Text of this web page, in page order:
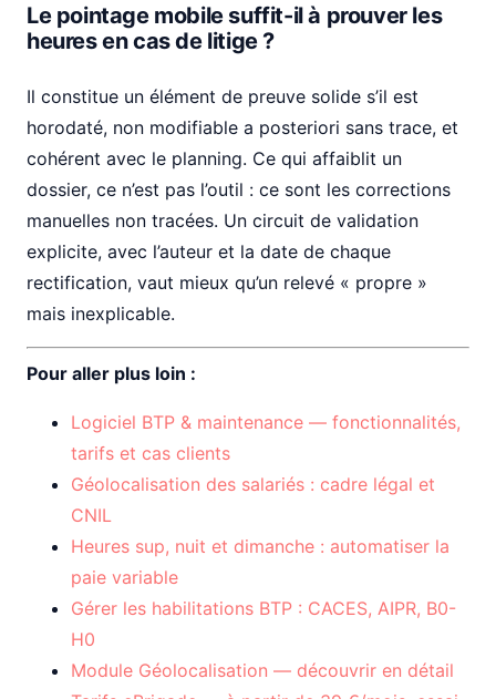
Le pointage mobile suffit-il à prouver les
heures en cas de litige ?
Il constitue un élément de preuve solide s’il est
horodaté, non modifiable a posteriori sans trace, et
cohérent avec le planning. Ce qui affaiblit un
dossier, ce n’est pas l’outil : ce sont les corrections
manuelles non tracées. Un circuit de validation
explicite, avec l’auteur et la date de chaque
rectification, vaut mieux qu’un relevé « propre »
mais inexplicable.
Pour aller plus loin :
Logiciel BTP & maintenance — fonctionnalités,
tarifs et cas clients
Géolocalisation des salariés : cadre légal et
CNIL
Heures sup, nuit et dimanche : automatiser la
paie variable
Gérer les habilitations BTP : CACES, AIPR, B0-
H0
Module Géolocalisation — découvrir en détail